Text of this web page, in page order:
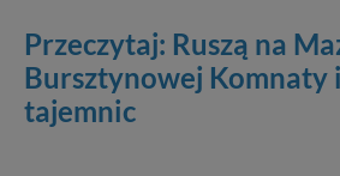
Przeczytaj: Ruszą na
Bursztynowej Komnaty
tajemnic